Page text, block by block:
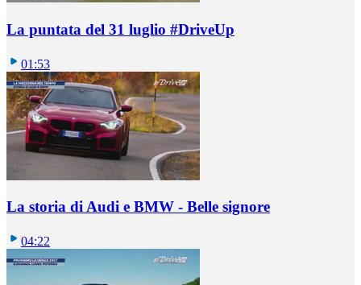
La puntata del 31 luglio #DriveUp
01:53
La storia di Audi e BMW - Belle signore
04:22